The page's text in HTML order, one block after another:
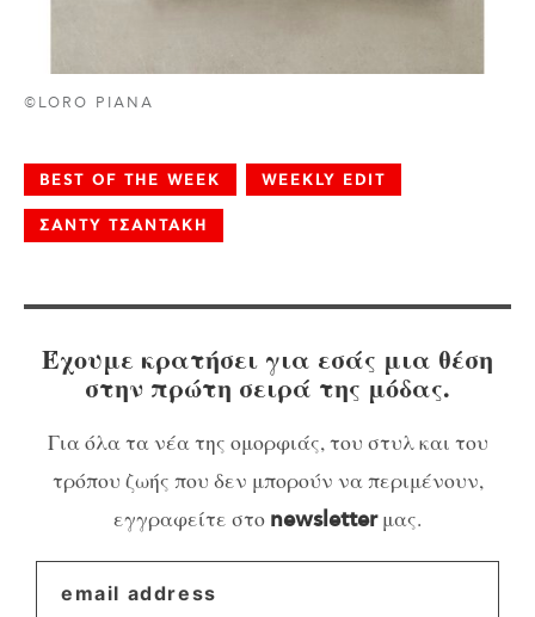
©LORO PIANA
BEST OF THE WEEK WEEKLY EDIT
ΣΑΝΤΥ ΤΣΑΝΤΑΚΗ
Έχουμε κρατήσει για εσάς μια θέση
στην πρώτη σειρά της μόδας.
Για όλα τα νέα της ομορφιάς, του στυλ και του
τρόπου ζωής που δεν μπορούν να περιμένουν,
εγγραφείτε στο newsletterμας.